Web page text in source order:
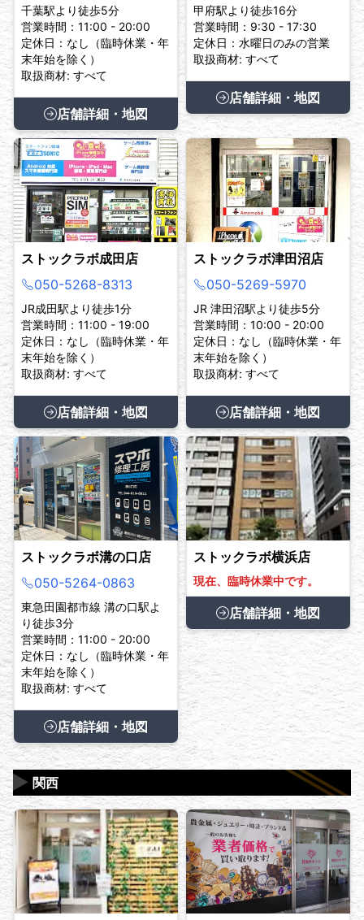
千葉駅より徒歩5分
営業時間：11:00 - 20:00
定休日：なし（臨時休業・年
末年始を除く）
取扱商材: すべて
店舗詳細・地図
甲府駅より徒歩16分
営業時間：9:30 - 17:30
定休日：水曜日のみの営業
取扱商材: すべて
店舗詳細・地図
ストックラボ成田店
050-5268-8313
JR成田駅より徒歩1分
営業時間：11:00 - 19:00
定休日：なし（臨時休業・年
末年始を除く）
取扱商材: すべて
店舗詳細・地図
ストックラボ津田沼店
050-5269-5970
JR 津田沼駅より徒歩5分
営業時間：10:00 - 20:00
定休日：なし（臨時休業・年
末年始を除く）
取扱商材: すべて
店舗詳細・地図
ストックラボ溝の口店
050-5264-0863
東急田園都市線 溝の口駅よ
り徒歩3分
営業時間：11:00 - 20:00
定休日：なし（臨時休業・年
末年始を除く）
取扱商材: すべて
店舗詳細・地図
ストックラボ横浜店
現在、臨時休業中です。
店舗詳細・地図
関西
▶